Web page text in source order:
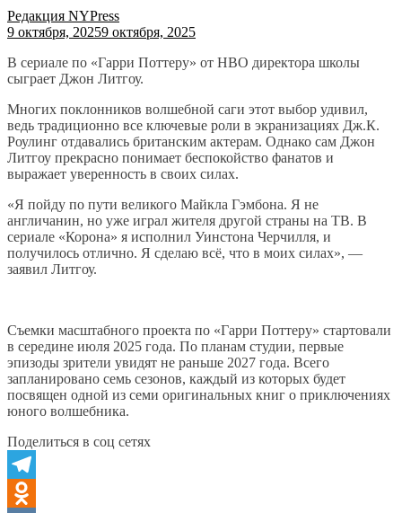
Редакция NYPress
9 октября, 20259 октября, 2025
В сериале по «Гарри Поттеру» от HBO директора школы
сыграет Джон Литгоу.
Многих поклонников волшебной саги этот выбор удивил,
ведь традиционно все ключевые роли в экранизациях Дж.К.
Роулинг отдавались британским актерам. Однако сам Джон
Литгоу прекрасно понимает беспокойство фанатов и
выражает уверенность в своих силах.
«Я пойду по пути великого Майкла Гэмбона. Я не
англичанин, но уже играл жителя другой страны на ТВ. В
сериале «Корона» я исполнил Уинстона Черчилля, и
получилось отлично. Я сделаю всё, что в моих силах», —
заявил Литгоу.
Съемки масштабного проекта по «Гарри Поттеру» стартовали
в середине июля 2025 года. По планам студии, первые
эпизоды зрители увидят не раньше 2027 года. Всего
запланировано семь сезонов, каждый из которых будет
посвящен одной из семи оригинальных книг о приключениях
юного волшебника.
Поделиться в соц сетях
Telegram